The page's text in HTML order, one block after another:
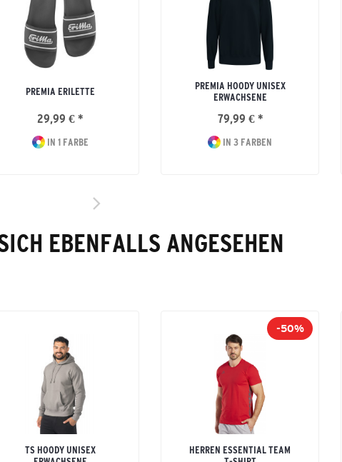
PREMIA ERILETTE
29,99 € *
IN 1 FARBE
PREMIA HOODY UNISEX
ERWACHSENE
79,99 € *
IN 3 FARBEN
EBENFALLS ANGESEHEN
TS HOODY UNISEX
-50%
HERREN ESSENTIAL TEAM